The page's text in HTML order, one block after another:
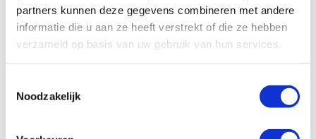
partners kunnen deze gegevens combineren met andere
informatie die u aan ze heeft verstrekt of die ze hebben
verzameld op basis van uw gebruik van hun services.
Noodzakelijk